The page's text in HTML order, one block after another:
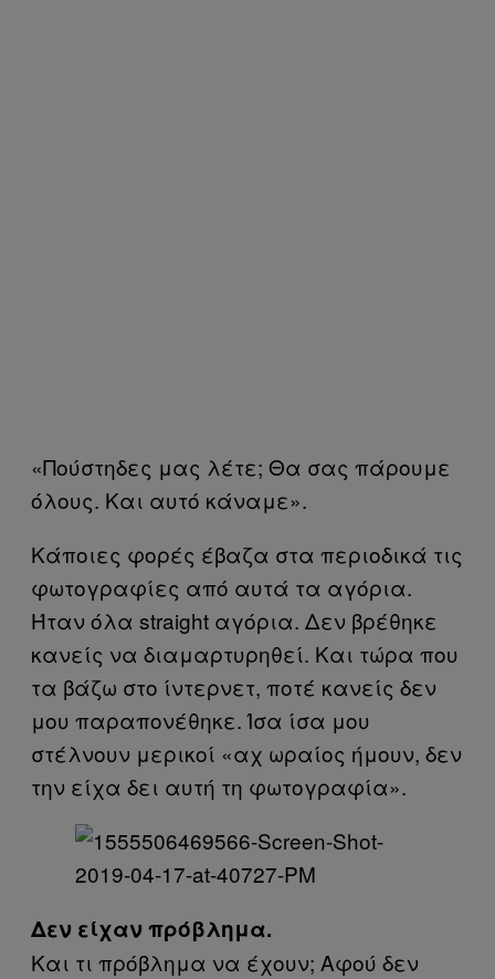
«Πούστηδες μας λέτε; Θα σας πάρουμε
όλους. Και αυτό κάναμε».
Κάποιες φορές έβαζα στα περιοδικά τις
φωτογραφίες από αυτά τα αγόρια.
Ήταν όλα straight αγόρια. Δεν βρέθηκε
κανείς να διαμαρτυρηθεί. Και τώρα που
τα βάζω στο ίντερνετ, ποτέ κανείς δεν
μου παραπονέθηκε. Ίσα ίσα μου
στέλνουν μερικοί «αχ ωραίος ήμουν, δεν
την είχα δει αυτή τη φωτογραφία».
Δεν είχαν πρόβλημα.
Και τι πρόβλημα να έχουν; Αφού δεν